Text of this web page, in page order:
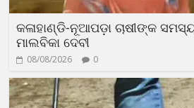
କଳାହାଣ୍ଡି-ନୂଆପଡ଼ା ଚାଷୀଙ୍କ
ମାଲବିକା ଦେବୀ
08/08/2026 0